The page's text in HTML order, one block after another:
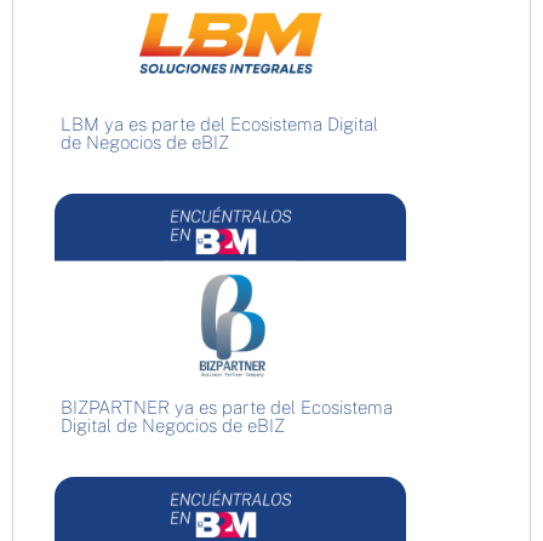
LBM ya es parte del Ecosistema Digital
de Negocios de eBIZ
BIZPARTNER ya es parte del Ecosistema
Digital de Negocios de eBIZ